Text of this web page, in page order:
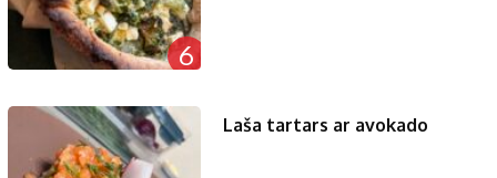
6
Laša tartars ar avokado